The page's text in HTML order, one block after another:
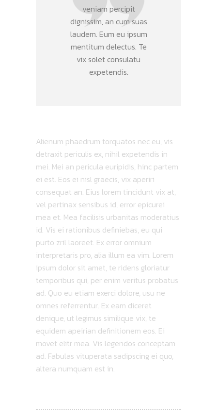
veniam percipit
dignissim, an cum suas
laudem. Eum eu ipsum
mentitum delectus. Te
vix solet consulatu
expetendis.
Alienum phaedrum torquatos nec eu, vis
detraxit periculis ex, nihil expetendis in
mei. Mei an pericula euripidis, hinc partem
ei est. Eos ei nisl graecis, vix aperiri
consequat an. Eius lorem tincidunt vix at,
vel pertinax sensibus id, error epicurei
mea et. Mea facilisis urbanitas moderatius
id. Vis ei rationibus definiebas, eu qui
purto zril laoreet. Ex error omnium
interpretaris pro, alia illum ea vim. Lorem
ipsum dolor sit amet, te ridens gloriatur
temporibus qui, per enim veritus probatus
ad. Quo eu etiam exerci dolore, usu ne
omnes referrentur. Ex eam diceret
denique, ut legimus similique vix, te
equidem apeirian definitionem eos. Ei
movet elitr mea. Vis legendos conceptam
ad. Fabulas vituperata sadipscing ei quo,
altera numquam est in.